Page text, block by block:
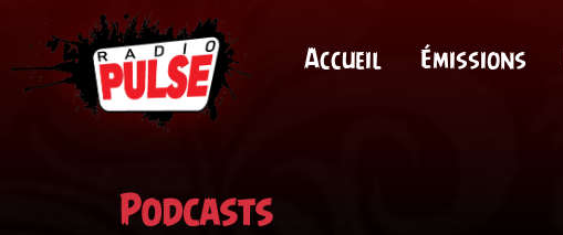
Accueil Émissions
Podcasts